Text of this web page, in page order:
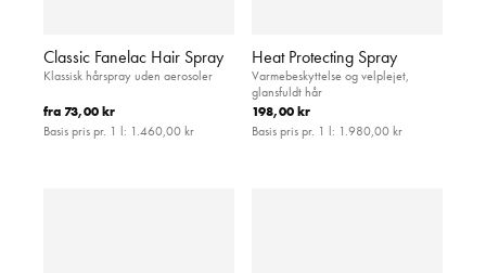
Classic Fanelac Hair Spray
Klassisk hårspray uden aerosoler
fra 73,00 kr
Basis pris pr. 1 l: 1.460,00 kr
Heat Protecting Spray
Varmebeskyttelse og velplejet,
glansfuldt hår
198,00 kr
Basis pris pr. 1 l: 1.980,00 kr